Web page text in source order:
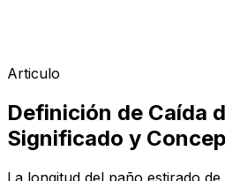
Articulo
Definición de Caída
Significado y
La longitud del paño estirado